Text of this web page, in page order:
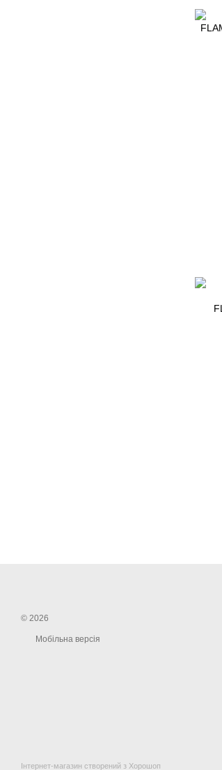
© 2026
Мобільна версія
Інтернет-магазин створений з Хорошоп